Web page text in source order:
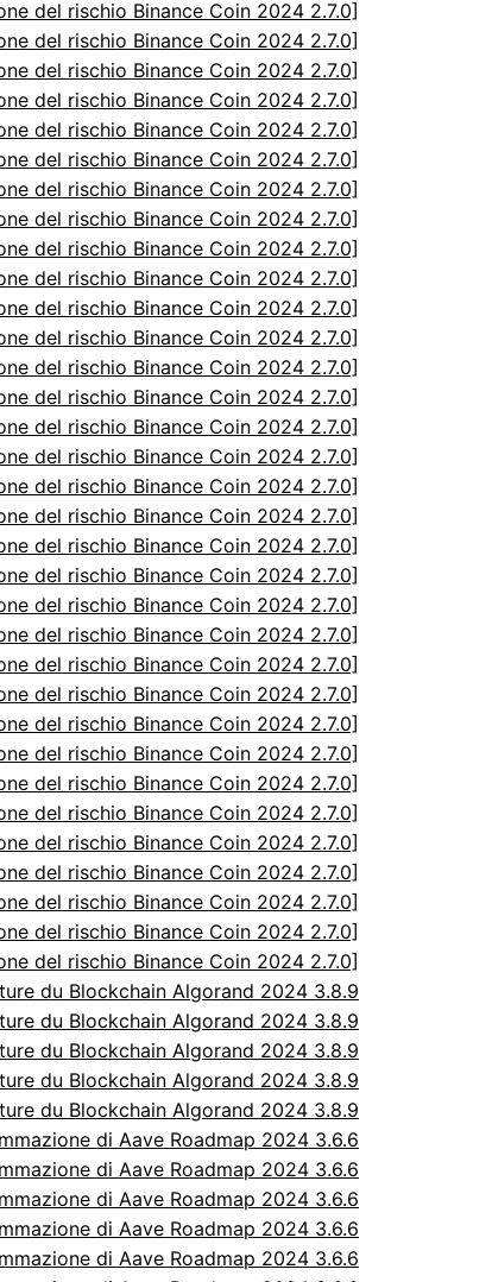
del rischio Binance Coin 2024 2.7.0]
del rischio Binance Coin 2024 2.7.0]
del rischio Binance Coin 2024 2.7.0]
del rischio Binance Coin 2024 2.7.0]
del rischio Binance Coin 2024 2.7.0]
del rischio Binance Coin 2024 2.7.0]
del rischio Binance Coin 2024 2.7.0]
del rischio Binance Coin 2024 2.7.0]
del rischio Binance Coin 2024 2.7.0]
del rischio Binance Coin 2024 2.7.0]
del rischio Binance Coin 2024 2.7.0]
del rischio Binance Coin 2024 2.7.0]
del rischio Binance Coin 2024 2.7.0]
del rischio Binance Coin 2024 2.7.0]
del rischio Binance Coin 2024 2.7.0]
del rischio Binance Coin 2024 2.7.0]
del rischio Binance Coin 2024 2.7.0]
del rischio Binance Coin 2024 2.7.0]
del rischio Binance Coin 2024 2.7.0]
del rischio Binance Coin 2024 2.7.0]
del rischio Binance Coin 2024 2.7.0]
del rischio Binance Coin 2024 2.7.0]
del rischio Binance Coin 2024 2.7.0]
del rischio Binance Coin 2024 2.7.0]
del rischio Binance Coin 2024 2.7.0]
del rischio Binance Coin 2024 2.7.0]
del rischio Binance Coin 2024 2.7.0]
del rischio Binance Coin 2024 2.7.0]
del rischio Binance Coin 2024 2.7.0]
del rischio Binance Coin 2024 2.7.0]
del rischio Binance Coin 2024 2.7.0]
del rischio Binance Coin 2024 2.7.0]
del rischio Binance Coin 2024 2.7.0]
du Blockchain Algorand 2024 3.8.9
du Blockchain Algorand 2024 3.8.9
du Blockchain Algorand 2024 3.8.9
du Blockchain Algorand 2024 3.8.9
du Blockchain Algorand 2024 3.8.9
di Aave Roadmap 2024 3.6.6
di Aave Roadmap 2024 3.6.6
di Aave Roadmap 2024 3.6.6
di Aave Roadmap 2024 3.6.6
di Aave Roadmap 2024 3.6.6